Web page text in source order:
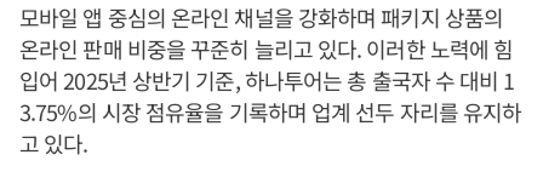
모바일 앱 중심의 온라인 채널을 강화하며 패키지 상품의
온라인 판매 비중을 꾸준히 늘리고 있다. 이러한 노력에 힘
입어 2025년 상반기 기준, 하나투어는 총 출국자 수 대비 1
3.75%의 시장 점유율을 기록하며 업계 선두 자리를 유지하
고 있다.